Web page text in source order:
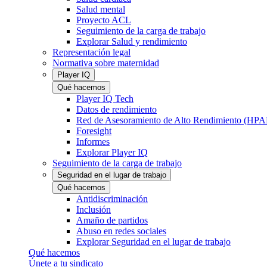
Salud mental
Proyecto ACL
Seguimiento de la carga de trabajo
Explorar Salud y rendimiento
Representación legal
Normativa sobre maternidad
Player IQ
Qué hacemos
Player IQ Tech
Datos de rendimiento
Red de Asesoramiento de Alto Rendimiento
Foresight
Informes
Explorar Player IQ
Seguimiento de la carga de trabajo
Seguridad en el lugar de trabajo
Qué hacemos
Antidiscriminación
Inclusión
Amaño de partidos
Abuso en redes sociales
Explorar Seguridad en el lugar de trabajo
Qué hacemos
Únete a tu sindicato